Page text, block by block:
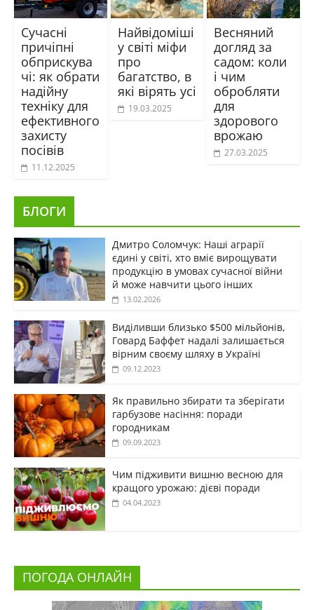
Сучасні
причіпні
обприскува
чі: як обрати
надійну
техніку для
ефективного
захисту
посівів
11.12.2025
Найвідоміші
у світі міфи
про
багатство, в
які вірять усі
19.03.2025
Весняний
догляд за
садом: коли
і чим
обробляти
для
здорового
врожаю
27.03.2025
БЛОГИ
Дмитро Соломчук: Наші аграрії
єдині у світі, хто вміє вирощувати
продукцію в умовах сучасної війни
й може навчити цього інших
13.02.2026
Виділивши близько $500 мільйонів,
Говард Баффет надалі залишається
вірним своєму шляху в Україні
09.12.2023
Як правильно збирати та зберігати
гарбузове насіння: поради
городникам
09.09.2023
Чим підживити вишню весною для
кращого урожаю: дієві поради
04.04.2023
ПОГОДА ОНЛАЙН